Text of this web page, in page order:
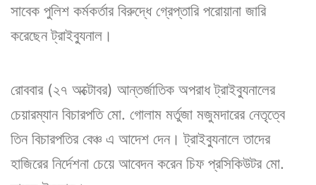
সাবেক পুলিশ কর্মকর্তার বিরুদ্ধে গ্রেপ্তারি পরোয়ানা জারি
করেছেন ট্রাইব্যুনাল।
রোববার (২৭ অক্টোবর) আন্তর্জাতিক অপরাধ ট্রাইব্যুনালের
চেয়ারম্যান বিচারপতি মো. গোলাম মর্তুজা মজুমদারের নেতৃত্বে
তিন বিচারপতির বেঞ্চ এ আদেশ দেন। ট্রাইব্যুনালে তাদের
হাজিরের নির্দেশনা চেয়ে আবেদন করেন চিফ প্রসিকিউটর মো.